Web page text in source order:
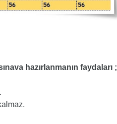
hazırlanmanın faydaları ;